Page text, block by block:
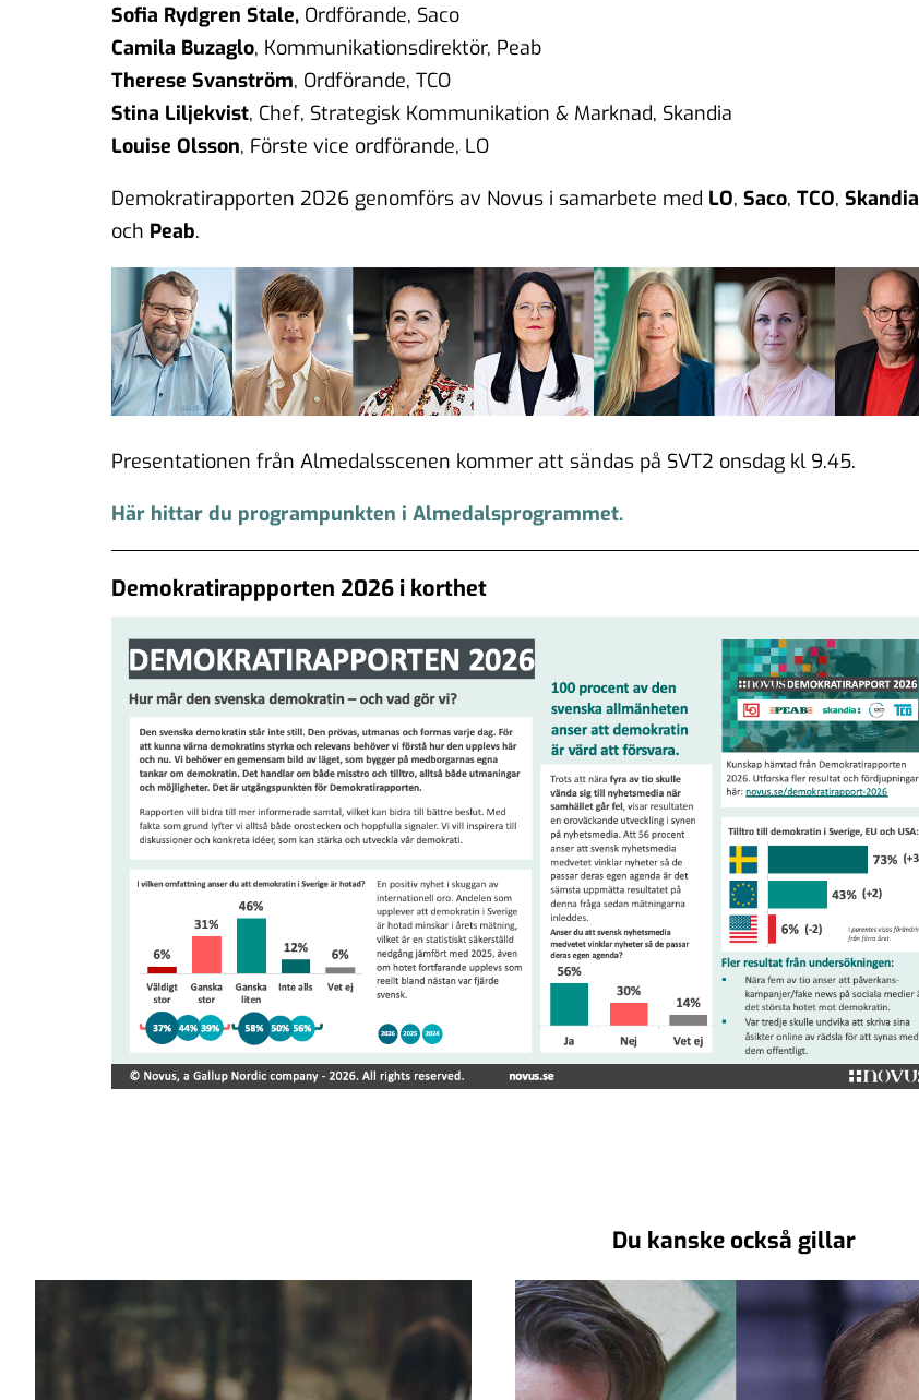
Sofia Rydgren Stale, Ordförande, Saco
Camila Buzaglo, Kommunikationsdirektör, Peab
Therese Svanström, Ordförande, TCO
Stina Liljekvist, Chef, Strategisk Kommunikation & Marknad, Skandia
Louise Olsson, Förste vice ordförande, LO
Demokratirapporten 2026 genomförs av Novus i samarbete med LO, Saco, TCO, Skandia
och Peab.
Presentationen från Almedalsscenen kommer att sändas på SVT2 onsdag kl 9.45.
Här hittar du programpunkten i Almedalsprogrammet.
Demokratirappporten 2026 i korthet
Du kanske också gillar